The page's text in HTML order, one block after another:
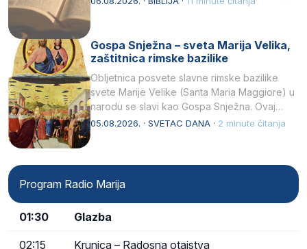
Gospa Snježna – sveta Marija Velika,
zaštitnica rimske bazilike
Obljetnica posvete slavne rimske bazilike
svete Marije Velike (Santa Maria Maggiore) u
narodu se slavi kao Gospa Snježna. Ovaj
naziv, Sancta Maria…
05.08.2026. · SVETAC DANA · 2 minute čitanja
Program Radio Marija
01:30 Glazba
02:15 Krunica – Radosna otajstva